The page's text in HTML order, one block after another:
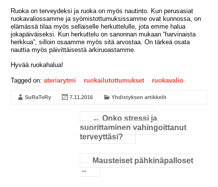
Ruoka on terveydeksi ja ruoka on myös nautinto. Kun perusasiat
ruokavaliossamme ja syömistottumuksissamme ovat kunnossa, on
elämässä tilaa myös sellaiselle herkuttelulle, jota emme halua
jokapäiväiseksi. Kun herkuttelu on sanonnan mukaan “harvinaista
herkkua”, silloin osaamme myös sitä arvostaa. On tärkeä osata
nauttia myös päivittäisestä arkiruoastamme.
Hyvää ruokahalua!
Tagged on:ateriarytmi ruokailutottumukset ruokavalio
SuRaTeRy 7.11.2016 Yhdistyksen artikkelit
← Onko stressi ja
suorittaminen vahingoittanut
terveyttäsi?
Mausteiset pähkinäpalloset
→